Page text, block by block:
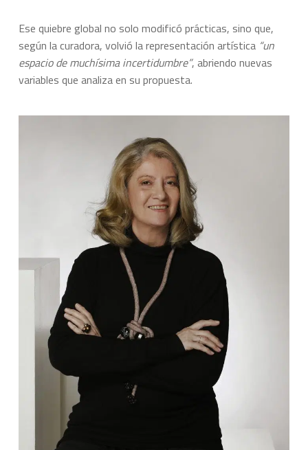
Ese quiebre global no solo modificó prácticas, sino que,
según la curadora, volvió la representación artística “un
espacio de muchísima incertidumbre”, abriendo nuevas
variables que analiza en su propuesta.